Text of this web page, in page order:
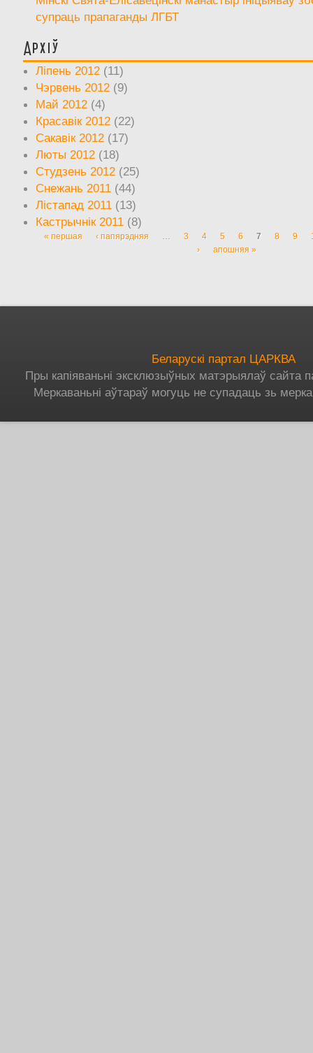
супраць прапаганды ЛГБТ
Архіў
Ліпень 2012 (11)
Чэрвень 2012 (9)
Май 2012 (4)
Красавік 2012 (22)
Сакавік 2012 (17)
Люты 2012 (18)
Студзень 2012 (25)
Снежань 2011 (44)
Лістапад 2011 (13)
Кастрычнік 2011 (8)
Старонкі
« першая ‹ папярэдняя … 3 4 5 6 7 8 9
›
апошняя »
Беларускі партал ЦАРКВА
Пры капіяваньні эксклюзыўных матэрыялаў сайта
Меркаваньні аўтараў могуць не супадаць зь